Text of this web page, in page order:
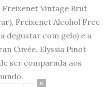
Freixenet Vintage Brut
Freixenet Alcohol Free
degustar com gelo) e a
Cuvée, Elyssia Pinot
ser comparada aos
0